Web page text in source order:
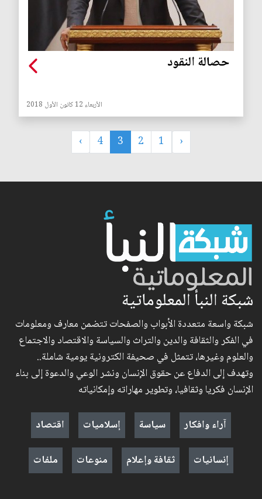
حصالة النقود
الأربعاء 12 كانون الأول 2018
‹
1
2
3
4
›
شبكة النبأ المعلوماتية
شبكة واسعة متعددة الأبواب والصفحات تتضمن معارف ومعلومات
في الفكر والثقافة والدين والتراث والسياسة والاقتصاد والاجتماع
والعلوم وغيرها، تتمثل في صحيفة الكترونية يومية شاملة..
وتهدف إلى الدفاع عن حقوق الإنسان ونشر الوعي والدعوة إلى بناء
الإنسان فكريا وثقافيا، وتطوير مهاراته وإمكانياته
آراء وافكار
سياسة إسلاميات
اقتصاد
إنسانيات
ثقافة وإعلام منوعات ملفات